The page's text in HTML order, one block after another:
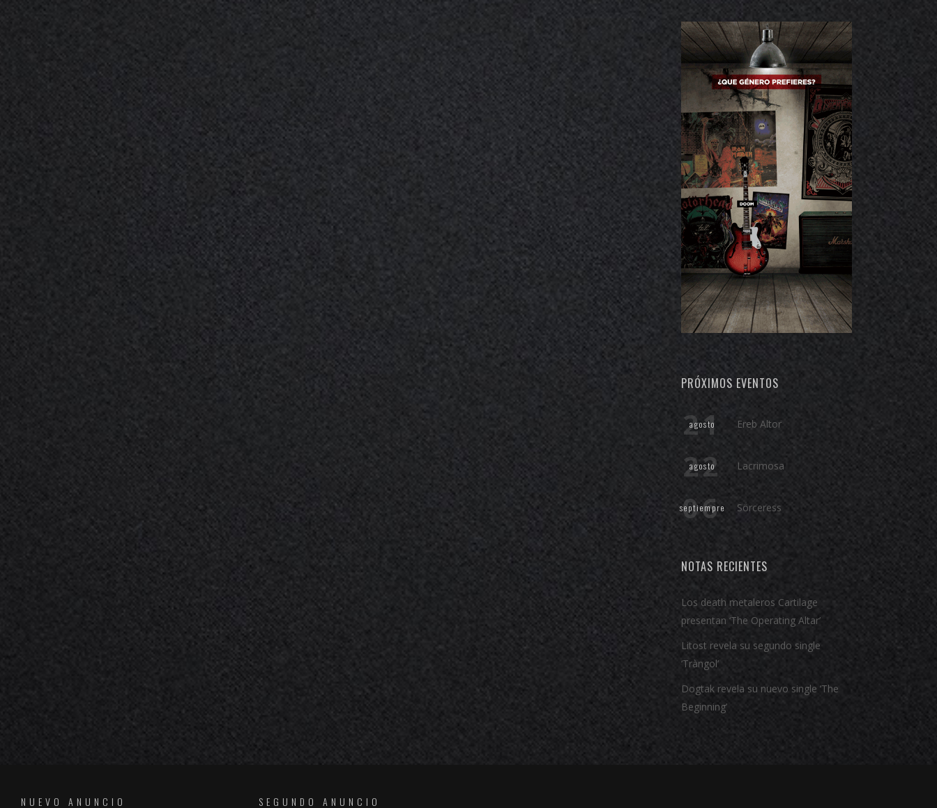
PRÓXIMOS EVENTOS
21
agosto Ereb Altor
22
agosto Lacrimosa
06
septiempre Sörceress
NOTAS RECIENTES
Los death metaleros Cartilage
presentan ‘The Operating Altar’
Litost revela su segundo single
‘Tràngol’
Dogtak revela su nuevo single ‘The
Beginning’
NUEVO ANUNCIO SEGUNDO ANUNCIO